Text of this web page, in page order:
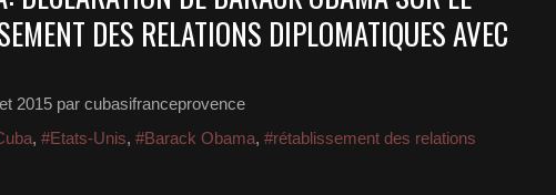
DES RELATIONS DIPLOMATIQUES AVEC
2015 par cubasifranceprovence
, #Etats-Unis, #Barack Obama, #rétablissement des relations